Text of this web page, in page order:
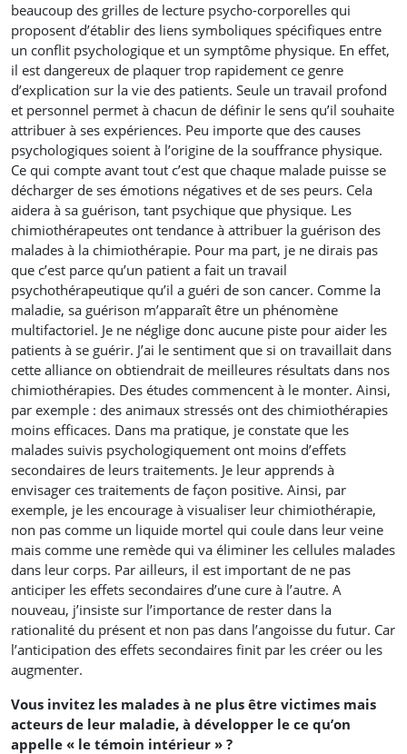
beaucoup des grilles de lecture psycho-corporelles qui
proposent d’établir des liens symboliques spécifiques entre
un conflit psychologique et un symptôme physique. En effet,
il est dangereux de plaquer trop rapidement ce genre
d’explication sur la vie des patients. Seule un travail profond
et personnel permet à chacun de définir le sens qu’il souhaite
attribuer à ses expériences. Peu importe que des causes
psychologiques soient à l’origine de la souffrance physique.
Ce qui compte avant tout c’est que chaque malade puisse se
décharger de ses émotions négatives et de ses peurs. Cela
aidera à sa guérison, tant psychique que physique. Les
chimiothérapeutes ont tendance à attribuer la guérison des
malades à la chimiothérapie. Pour ma part, je ne dirais pas
que c’est parce qu’un patient a fait un travail
psychothérapeutique qu’il a guéri de son cancer. Comme la
maladie, sa guérison m’apparaît être un phénomène
multifactoriel. Je ne néglige donc aucune piste pour aider les
patients à se guérir. J’ai le sentiment que si on travaillait dans
cette alliance on obtiendrait de meilleures résultats dans nos
chimiothérapies. Des études commencent à le monter. Ainsi,
par exemple : des animaux stressés ont des chimiothérapies
moins efficaces. Dans ma pratique, je constate que les
malades suivis psychologiquement ont moins d’effets
secondaires de leurs traitements. Je leur apprends à
envisager ces traitements de façon positive. Ainsi, par
exemple, je les encourage à visualiser leur chimiothérapie,
non pas comme un liquide mortel qui coule dans leur veine
mais comme une remède qui va éliminer les cellules malades
dans leur corps. Par ailleurs, il est important de ne pas
anticiper les effets secondaires d’une cure à l’autre. A
nouveau, j’insiste sur l’importance de rester dans la
rationalité du présent et non pas dans l’angoisse du futur. Car
l’anticipation des effets secondaires finit par les créer ou les
augmenter.
Vous invitez les malades à ne plus être victimes mais
acteurs de leur maladie, à développer le ce qu’on
appelle « le témoin intérieur » ?